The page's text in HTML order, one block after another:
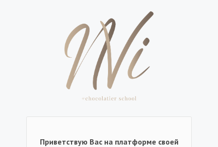
Приветствую Вас на платформе своей